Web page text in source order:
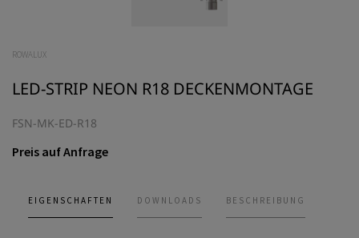
ROWALUX
LED-STRIP NEON R18 DECKENMONTAGE
FSN-MK-ED-R18
Preis auf Anfrage
EIGENSCHAFTEN DOWNLOADS BESCHREIBUNG